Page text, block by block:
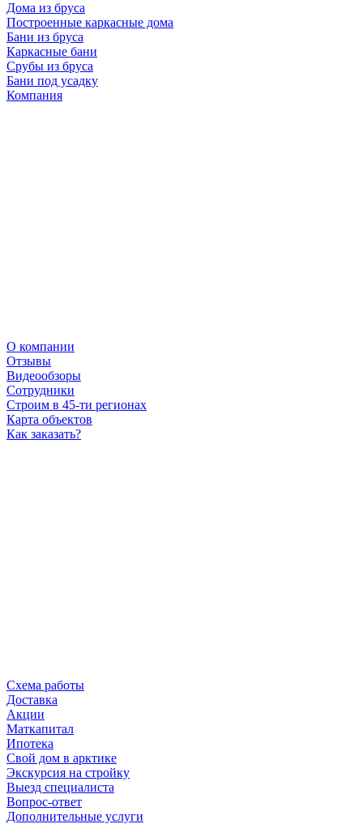
Дома из бруса
Построенные каркасные дома
Бани из бруса
Каркасные бани
Срубы из бруса
Бани под усадку
Компания
О компании
Отзывы
Видеообзоры
Сотрудники
Строим в 45-ти регионах
Карта объектов
Как заказать?
Схема работы
Доставка
Акции
Маткапитал
Ипотека
Свой дом в арктике
Экскурсия на стройку
Выезд специалиста
Вопрос-ответ
Дополнительные услуги